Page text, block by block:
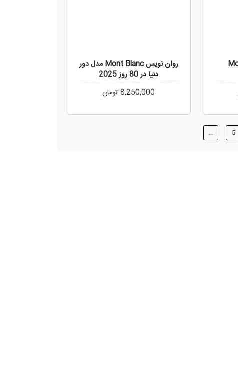
روان نویس Mont Blanc مدل دور
دنیا در 80 روز 2025
8,250,000تومان
5
...